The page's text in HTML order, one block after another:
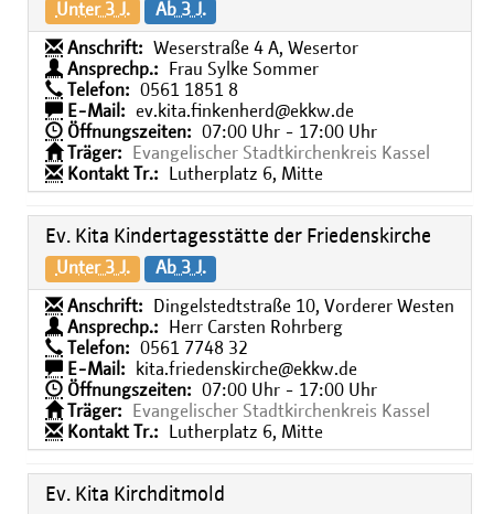
Unter 3 J. Ab 3 J.
Anschrift:
Weserstraße 4 A, Wesertor
Ansprechp.:
Frau Sylke Sommer
Telefon:
0561 1851 8
E-Mail:
ev.kita.finkenherd@ekkw.de
Öffnungszeiten:
07:00 Uhr - 17:00 Uhr
Träger:
Evangelischer Stadtkirchenkreis Kassel
Kontakt Tr.:
Lutherplatz 6, Mitte
Ev. Kita Kindertagesstätte der Friedenskirche
Unter 3 J. Ab 3 J.
Anschrift:
Dingelstedtstraße 10, Vorderer Westen
Ansprechp.:
Herr Carsten Rohrberg
Telefon:
0561 7748 32
E-Mail:
kita.friedenskirche@ekkw.de
Öffnungszeiten:
07:00 Uhr - 17:00 Uhr
Träger:
Evangelischer Stadtkirchenkreis Kassel
Kontakt Tr.:
Lutherplatz 6, Mitte
Ev. Kita Kirchditmold